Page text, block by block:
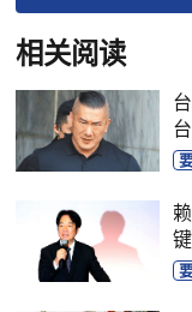
相关阅读
键